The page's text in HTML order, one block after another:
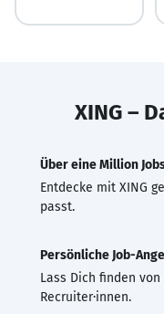
XING –
Über eine Million
Entdecke mit XING
passt.
Persönliche Job-
Lass Dich finden
Recruiter·innen.